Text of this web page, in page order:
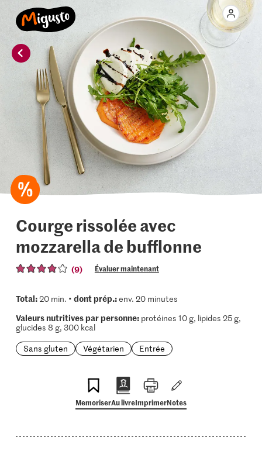
Courge rissolée avec
mozzarella de bufflonne
(9) Évaluer maintenant
Total:20 min. • dont prép.:env. 20 minutes
Valeurs nutritives par personne:protéines 10 g, lipides 25 g,
glucides 8 g, 300 kcal
Sans gluten
Végétarien Entrée
MemoriserAu livreImprimerNotes